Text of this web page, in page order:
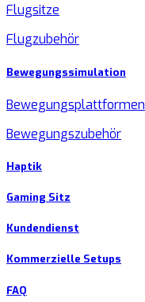
Flugsitze
Flugzubehör
Bewegungssimulation
Bewegungsplattformen
Bewegungszubehör
Haptik
Gaming Sitz
Kundendienst
Kommerzielle Setups
FAQ